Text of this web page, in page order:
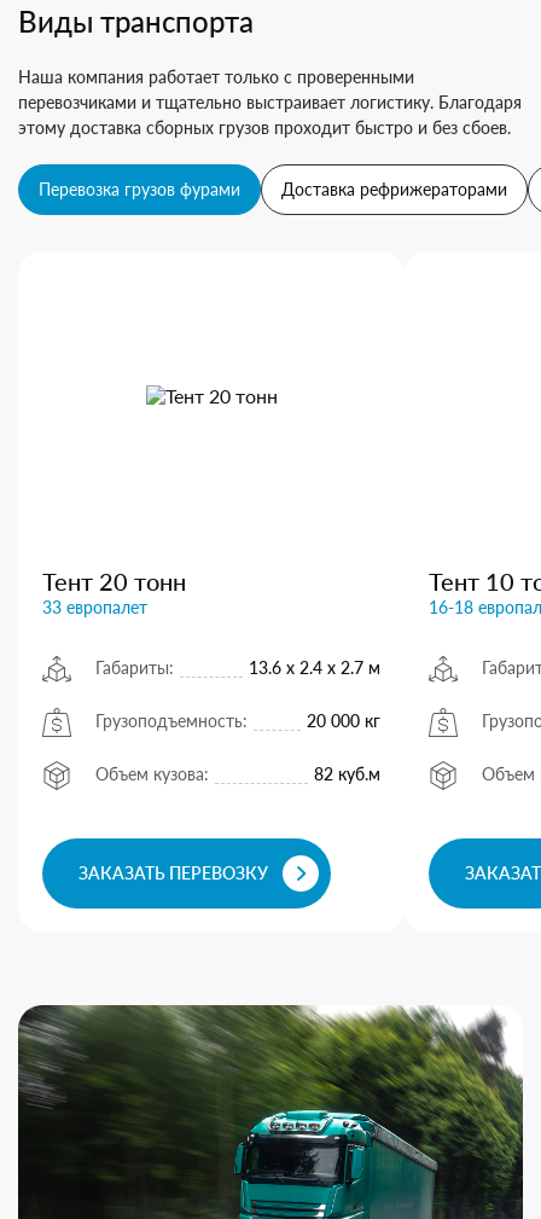
Виды транспорта
Наша компания работает только с проверенными
перевозчиками и тщательно выстраивает логистику. Благодаря
этому доставка сборных грузов проходит быстро и без сбоев.
Перевозка грузов фурами Доставка рефрижераторами
Тент 20 тонн
33 европалет
Габариты: 13.6 х 2.4 х 2.7 м
Грузоподъемность: 20 000 кг
Объем кузова: 82 куб.м
ЗАКАЗАТЬ ПЕРЕВОЗКУ
Тент 10
16-18
Объем